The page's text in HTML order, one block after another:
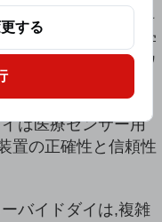
のダイは,外科外外科
科医医医療医医医学
ために使用されるワ
は医療センサー用
置の正確性と信頼性
ーバイドダイは,複雑
する